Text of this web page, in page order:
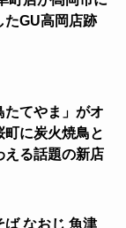
たGU高岡店跡
たてやま」がオ
町に炭火焼鳥と
える話題の新店
ば なおじ 魚津